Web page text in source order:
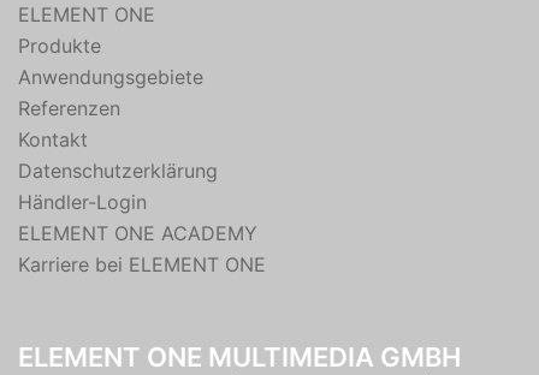
ELEMENT ONE
Produkte
Anwendungsgebiete
Referenzen
Kontakt
Datenschutzerklärung
Händler-Login
ELEMENT ONE ACADEMY
Karriere bei ELEMENT ONE
ELEMENT ONE MULTIMEDIA GMBH